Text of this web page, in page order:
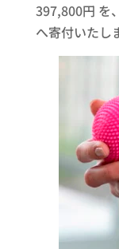
397,800円 を
へ寄付いたし